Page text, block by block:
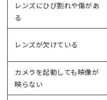
レンズにひび割れや傷があ
る
レンズが欠けている
カメラを起動しても映像が
映らない